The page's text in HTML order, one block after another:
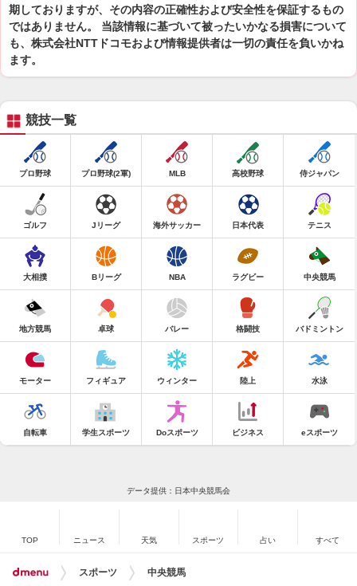
期しておりますが、その内容の正確性および安全性を保証するもの
ではありません。 当該情報に基づいて被ったいかなる損害について
も、株式会社NTTドコモおよび情報提供者は一切の責任を負いかね
ます。
競技一覧
プロ野球 プロ野球(2軍) MLB 高校野球 侍ジャパン
ゴルフ Jリーグ 海外サッカー 日本代表 テニス
大相撲 Bリーグ NBA ラグビー 中央競馬
地方競馬 卓球 バレー 格闘技 バドミントン
モーター フィギュア ウィンター 陸上 水泳
自転車 学生スポーツ Doスポーツ ビジネス eスポーツ
データ提供：日本中央競馬会
TOP ニュース 天気 スポーツ 占い すべて
スポーツ 中央競馬